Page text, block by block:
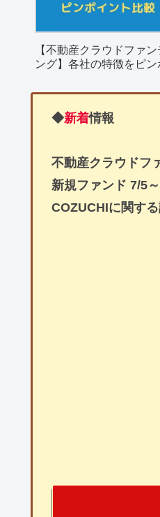
【不動産クラウドファン
ング】各社の特徴をピン
◆新着情報
不動産クラウドフ
新規ファンド 7/5～
COZUCHIに関す